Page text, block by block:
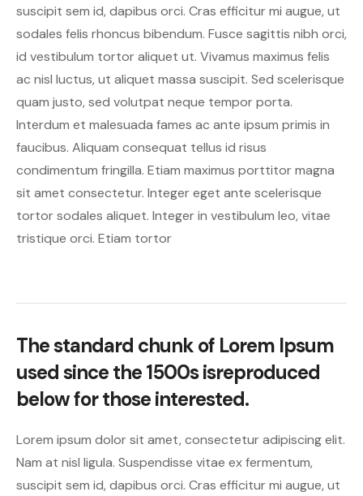
suscipit sem id, dapibus orci. Cras efficitur mi augue, ut
sodales felis rhoncus bibendum. Fusce sagittis nibh orci,
id vestibulum tortor aliquet ut. Vivamus maximus felis
ac nisl luctus, ut aliquet massa suscipit. Sed scelerisque
quam justo, sed volutpat neque tempor porta.
Interdum et malesuada fames ac ante ipsum primis in
faucibus. Aliquam consequat tellus id risus
condimentum fringilla. Etiam maximus porttitor magna
sit amet consectetur. Integer eget ante scelerisque
tortor sodales aliquet. Integer in vestibulum leo, vitae
tristique orci. Etiam tortor
The standard chunk of Lorem Ipsum
used since the 1500s isreproduced
below for those interested.
Lorem ipsum dolor sit amet, consectetur adipiscing elit.
Nam at nisl ligula. Suspendisse vitae ex fermentum,
suscipit sem id, dapibus orci. Cras efficitur mi augue, ut